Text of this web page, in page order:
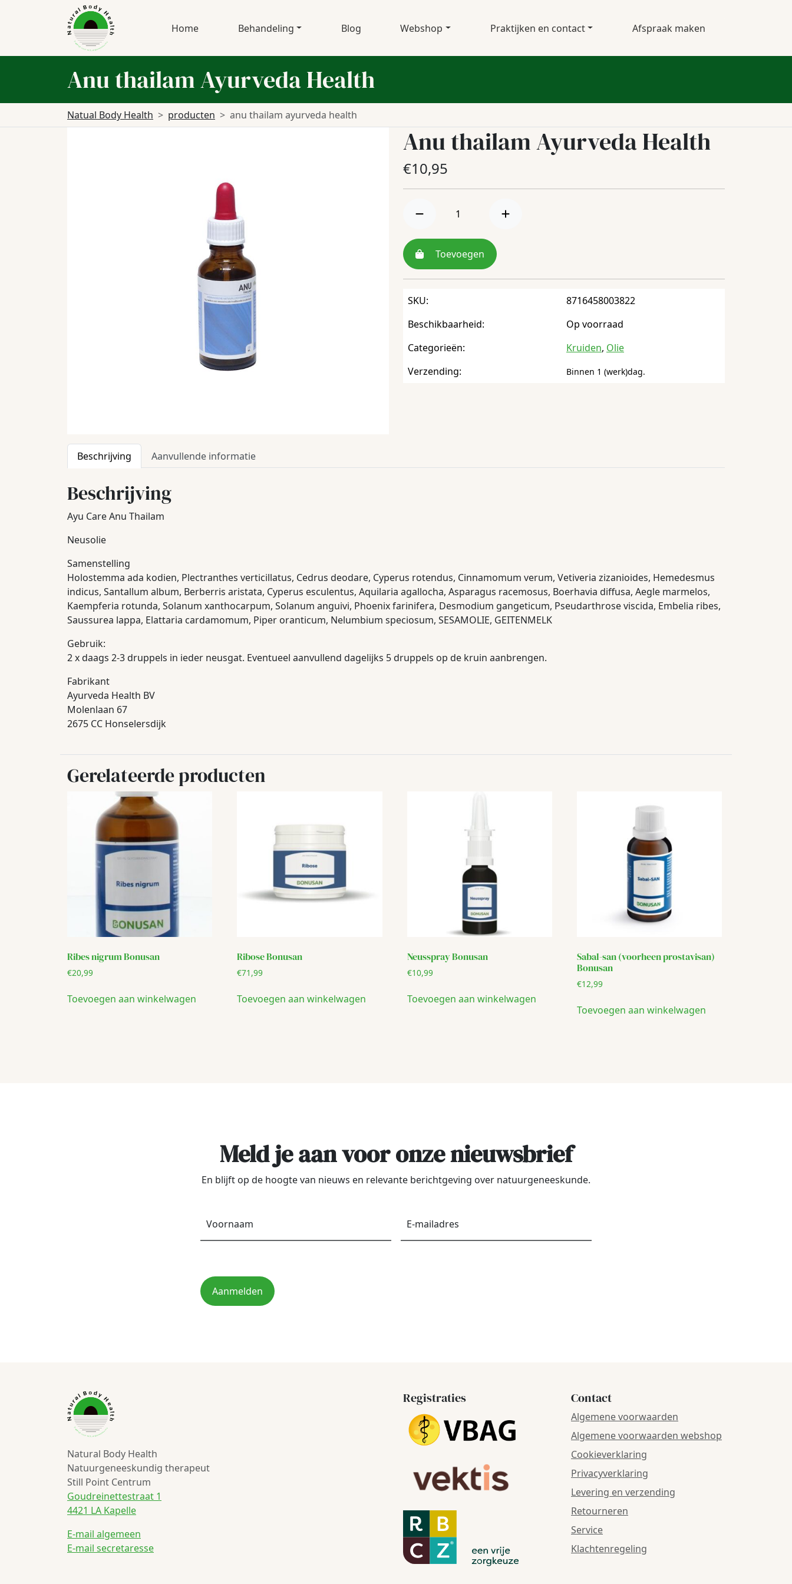
Home Behandeling Blog Webshop Praktijken en contact Afspraak maken
Anu thailam Ayurveda Health
Natual Body Health producten anu thailam ayurveda health
Anu thailam Ayurveda Health
€10,95
Toevoegen
SKU:
8716458003822
Beschikbaarheid:
Op voorraad
Categorieën:
Kruiden, Olie
Verzending:
Binnen 1 (werk)dag.
Beschrijving Aanvullende informatie
Beschrijving
Ayu Care Anu Thailam
Neusolie
Samenstelling
Holostemma ada kodien, Plectranthes verticillatus, Cedrus deodare, Cyperus rotendus, Cinnamomum verum, Vetiveria zizanioides, Hemedesmus
indicus, Santallum album, Berberris aristata, Cyperus esculentus, Aquilaria agallocha, Asparagus racemosus, Boerhavia diffusa, Aegle marmelos,
Kaempferia rotunda, Solanum xanthocarpum, Solanum anguivi, Phoenix farinifera, Desmodium gangeticum, Pseudarthrose viscida, Embelia ribes,
Saussurea lappa, Elattaria cardamomum, Piper oranticum, Nelumbium speciosum, SESAMOLIE, GEITENMELK
Gebruik:
2 x daags 2-3 druppels in ieder neusgat. Eventueel aanvullend dagelijks 5 druppels op de kruin aanbrengen.
Fabrikant
Ayurveda Health BV
Molenlaan 67
2675 CC Honselersdijk
Gerelateerde producten
Ribes nigrum Bonusan
€20,99
Toevoegen aan winkelwagen
Ribose Bonusan
€71,99
Toevoegen aan winkelwagen
Neusspray Bonusan
€10,99
Toevoegen aan winkelwagen
Sabal-san (voorheen prostavisan)
Bonusan
€12,99
Toevoegen aan winkelwagen
Meld je aan voor onze nieuwsbrief
En blijft op de hoogte van nieuws en relevante berichtgeving over natuurgeneeskunde.
Aanmelden
Natural Body Health
Natuurgeneeskundig therapeut
Still Point Centrum
Goudreinettestraat 1
4421 LA Kapelle
E-mail algemeen
E-mail secretaresse
Registraties Contact
Algemene voorwaarden
Algemene voorwaarden webshop
Cookieverklaring
Privacyverklaring
Levering en verzending
Retourneren
Service
Klachtenregeling